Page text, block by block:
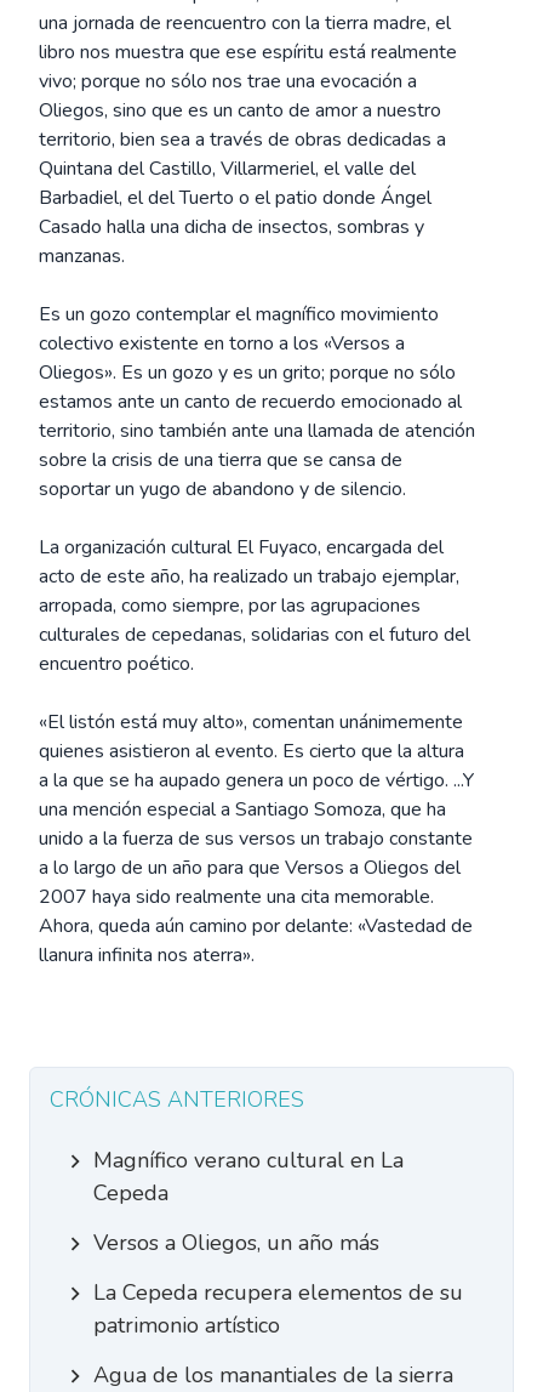
una jornada de reencuentro con la tierra madre, el
libro nos muestra que ese espíritu está realmente
vivo; porque no sólo nos trae una evocación a
Oliegos, sino que es un canto de amor a nuestro
territorio, bien sea a través de obras dedicadas a
Quintana del Castillo, Villarmeriel, el valle del
Barbadiel, el del Tuerto o el patio donde Ángel
Casado halla una dicha de insectos, sombras y
manzanas.
Es un gozo contemplar el magnífico movimiento
colectivo existente en torno a los «Versos a
Oliegos». Es un gozo y es un grito; porque no sólo
estamos ante un canto de recuerdo emocionado al
territorio, sino también ante una llamada de atención
sobre la crisis de una tierra que se cansa de
soportar un yugo de abandono y de silencio.
La organización cultural El Fuyaco, encargada del
acto de este año, ha realizado un trabajo ejemplar,
arropada, como siempre, por las agrupaciones
culturales de cepedanas, solidarias con el futuro del
encuentro poético.
«El listón está muy alto», comentan unánimemente
quienes asistieron al evento. Es cierto que la altura
a la que se ha aupado genera un poco de vértigo. ...Y
una mención especial a Santiago Somoza, que ha
unido a la fuerza de sus versos un trabajo constante
a lo largo de un año para que Versos a Oliegos del
2007 haya sido realmente una cita memorable.
Ahora, queda aún camino por delante: «Vastedad de
llanura infinita nos aterra».
CRÓNICAS ANTERIORES
Magnífico verano cultural en La
Cepeda
Versos a Oliegos, un año más
La Cepeda recupera elementos de su
patrimonio artístico
Agua de los manantiales de la sierra